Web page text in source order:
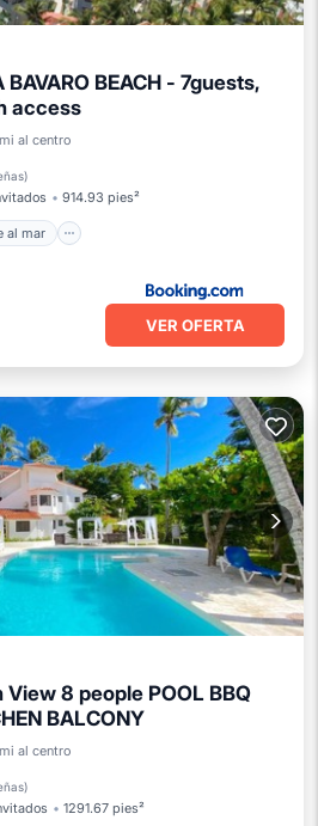
BAVARO BEACH - 7guests,
access
al centro
)
914.93 pies²
al mar
Frente al mar
VER OFERTA
View 8 people POOL BBQ
BALCONY
al centro
)
1291.67 pies²
Frente al mar